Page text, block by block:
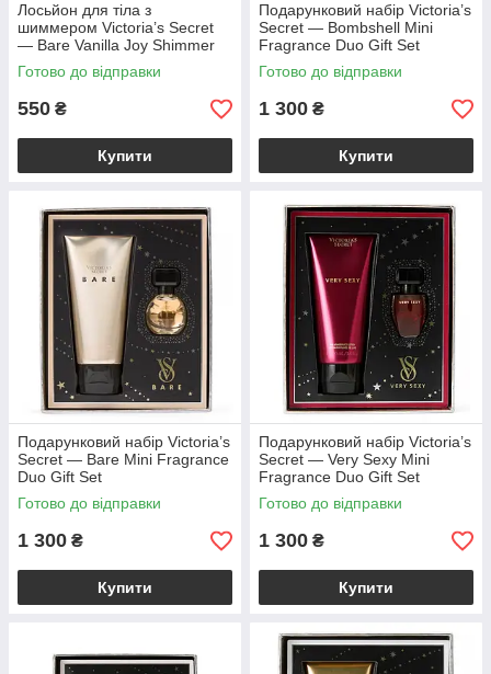
Лосьйон для тіла з
шиммером Victoria’s Secret
— Bare Vanilla Joy Shimmer
Fragrance Lotion
Готово до відправки
550 ₴
Купити
Подарунковий набір Victoria’s
Secret — Bombshell Mini
Fragrance Duo Gift Set
Готово до відправки
1 300 ₴
Купити
Подарунковий набір Victoria’s
Secret — Bare Mini Fragrance
Duo Gift Set
Готово до відправки
1 300 ₴
Купити
Подарунковий набір Victoria’s
Secret — Very Sexy Mini
Fragrance Duo Gift Set
Готово до відправки
1 300 ₴
Купити